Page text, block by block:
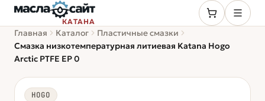
КАТАНА
Главная Каталог
Пластичные смазки
Смазка низкотемпературная литиевая Katana Hogo
Arctic PTFE EP 0
HOGO